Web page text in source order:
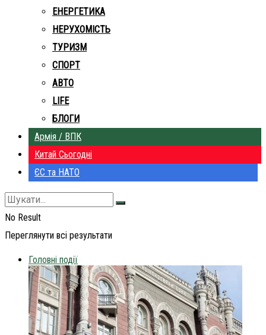
ЕНЕРГЕТИКА
НЕРУХОМІСТЬ
ТУРИЗМ
СПОРТ
АВТО
LIFE
БЛОГИ
Армія / ВПК
Китай Сьогодні
ЄС та НАТО
No Result
Переглянути всі результати
Головні події